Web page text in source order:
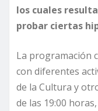
los cuales
probar ciertas
La programación
con diferentes
de la Cultura y
de las 19:00